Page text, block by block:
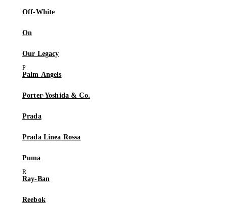
Off-White
On
Our Legacy
Palm Angels
Porter-Yoshida & Co.
Prada
Prada Linea Rossa
Puma
Ray-Ban
Reebok